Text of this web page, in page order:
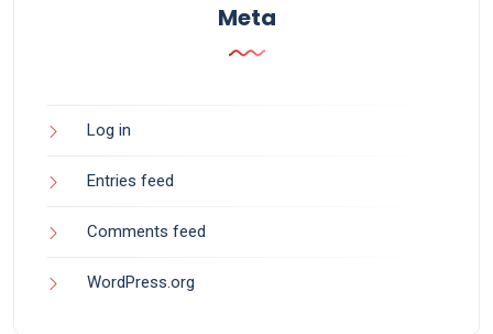
Meta
Log in
Entries feed
Comments feed
WordPress.org